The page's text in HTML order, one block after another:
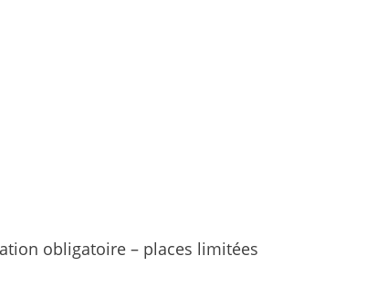
obligatoire – places limitées